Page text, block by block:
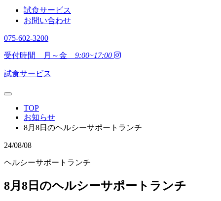
試食サービス
お問い合わせ
075-602-3200
受付時間 月～金 9:00~17:00
試食サービス
TOP
お知らせ
8月8日のヘルシーサポートランチ
24/08/08
ヘルシーサポートランチ
8月8日のヘルシーサポートランチ